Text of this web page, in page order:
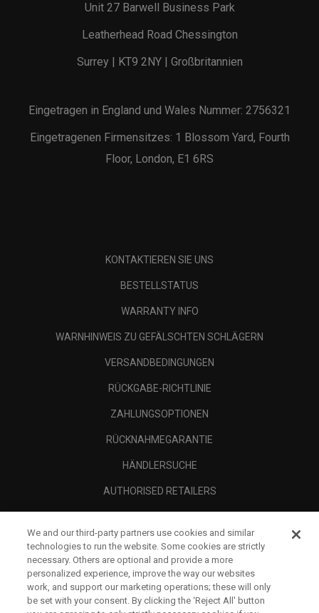
Unit 27 Barwell Business Park
Leatherhead Road Chessington
Surrey | KT9 2NY | Großbritannien
Eingetragen in England und Wales Nummer: 2756321
Eingetragenen Firmensitzes: 1 Blossom Yard, Fourth
Floor, London, E1 6RS
KONTAKTIEREN SIE UNS
BESTELLSTATUS
WARRANTY INFO
WARNHINWEIS ZU GEFÄLSCHTEN SCHLÄGERN
VERSANDBEDINGUNGEN
RÜCKGABE-RICHTLINIE
ZAHLUNGSOPTIONEN
RÜCKNAHMEGARANTIE
HÄNDLERSUCHE
AUTHORISED RETAILERS
UNTERNEHMENSPROFIL
RECHTLICHES-
We and our third-party partners use cookies and similar
technologies to run the website. Some cookies are strictly
necessary. Others are optional and provide a more
personalized experience, improve the way our websites
work, and support our marketing operations; these will only
be set with your consent. By clicking the ‘Reject All' button